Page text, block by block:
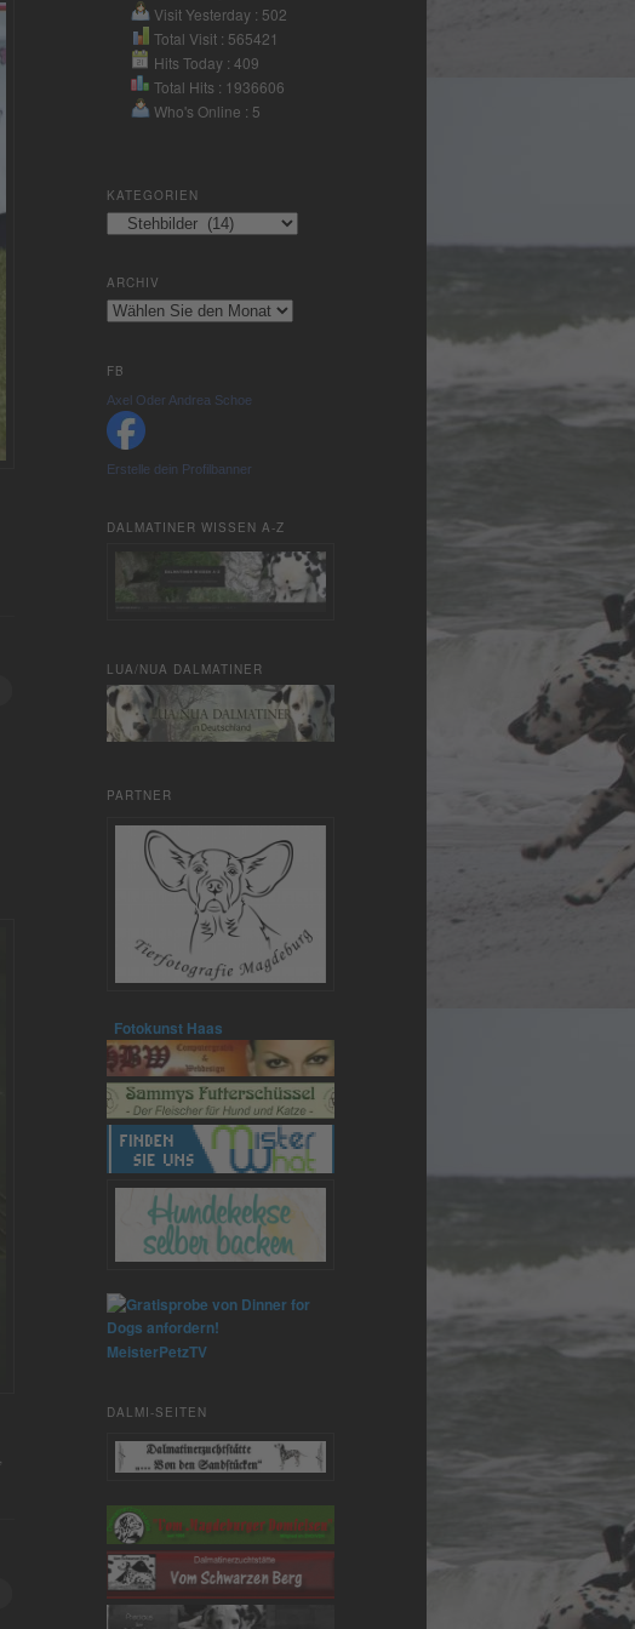
Nutzung des
Service zu, um
dieses Video
anzusehen.
Akzeptieren
Consent
eRecht24
Visit Yesterday : 502
Total Visit : 565421
Hits Today : 409
Total Hits : 1936606
Who's Online : 5
KATEGORIEN
Kategorien
ARCHIV
Archiv
FB
Axel Oder Andrea Schoe
Erstelle dein Profilbanner
DALMATINER WISSEN A-Z
LUA/NUA DALMATINER
PARTNER
Fotokunst Haas
MeisterPetzTV
DALMI-SEITEN